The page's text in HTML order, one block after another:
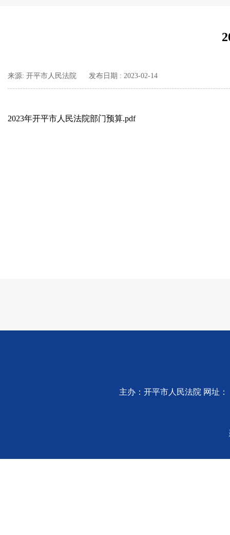
来源: 开平市人民法院 发布日期 : 2023-02-14
2023年开平市人民法院部门预算.pdf
主办：开平市人民法院 网址：